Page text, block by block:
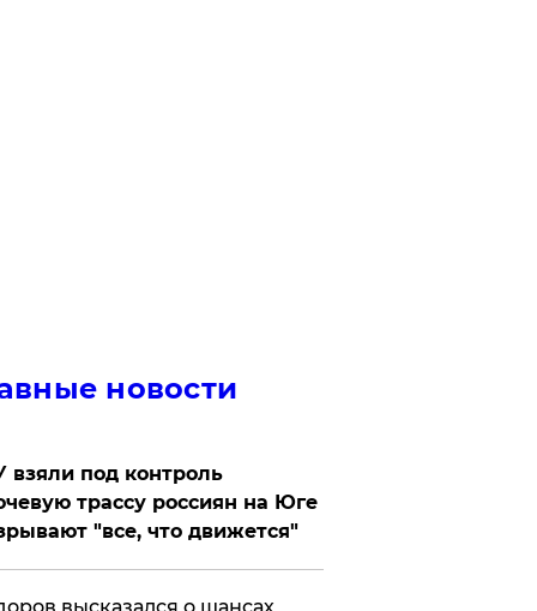
новости
взяли под контроль
трассу россиян на Юге
"все, что движется"